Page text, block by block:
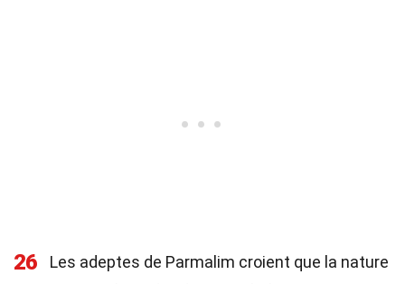
26
Les adeptes de Parmalim croient que la nature